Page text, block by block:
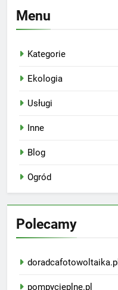
Menu
Kategorie
Ekologia
Usługi
Inne
Blog
Ogród
Polecamy
doradcafotowoltaika.pl
pompycieplne.pl